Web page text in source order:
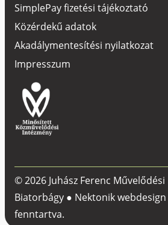
SimplePay fizetési tájékoztató
Közérdekű adatok
Akadálymentesítési nyilatkozat
Impresszum
© 2026 Juhász Ferenc
Biatorbágy ● Nektonik webdesign
fenntartva.